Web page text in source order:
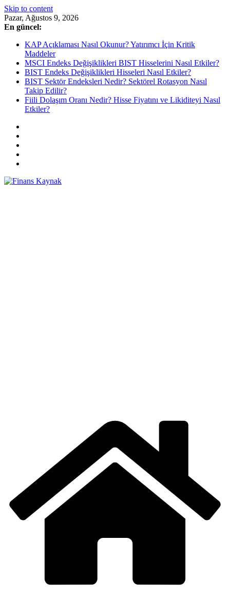
Skip to content
Pazar, Ağustos 9, 2026
En güncel:
KAP Açıklaması Nasıl Okunur? Yatırımcı İçin Kritik
Maddeler
MSCI Endeks Değişiklikleri BIST Hisselerini Nasıl Etkiler?
BIST Endeks Değişiklikleri Hisseleri Nasıl Etkiler?
BIST Sektör Endeksleri Nedir? Sektörel Rotasyon Nasıl
Takip Edilir?
Fiili Dolaşım Oranı Nedir? Hisse Fiyatını ve Likiditeyi Nasıl
Etkiler?